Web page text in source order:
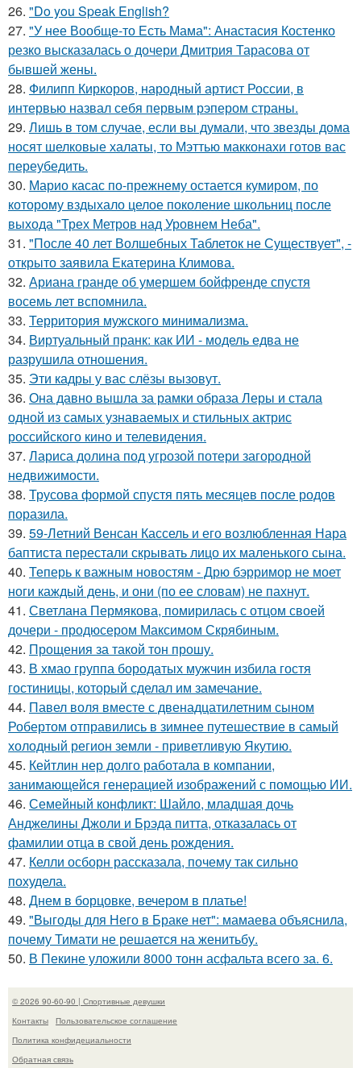
26. "Do you Speak English?
27. "У нее Вообще-то Есть Мама": Анастасия Костенко
резко высказалась о дочери Дмитрия Тарасова от
бывшей жены.
28. Филипп Киркоров, народный артист России, в
интервью назвал себя первым рэпером страны.
29. Лишь в том случае, если вы думали, что звезды дома
носят шелковые халаты, то Мэттью макконахи готов вас
переубедить.
30. Марио касас по-прежнему остается кумиром, по
которому вздыхало целое поколение школьниц после
выхода "Трех Метров над Уровнем Неба".
31. "После 40 лет Волшебных Таблеток не Существует", -
открыто заявила Екатерина Климова.
32. Ариана гранде об умершем бойфренде спустя
восемь лет вспомнила.
33. Территория мужского минимализма.
34. Виртуальный пранк: как ИИ - модель едва не
разрушила отношения.
35. Эти кадры у вас слёзы вызовут.
36. Она давно вышла за рамки образа Леры и стала
одной из самых узнаваемых и стильных актрис
российского кино и телевидения.
37. Лариса долина под угрозой потери загородной
недвижимости.
38. Трусова формой спустя пять месяцев после родов
поразила.
39. 59-Летний Венсан Кассель и его возлюбленная Нара
баптиста перестали скрывать лицо их маленького сына.
40. Теперь к важным новостям - Дрю бэрримор не моет
ноги каждый день, и они (по ее словам) не пахнут.
41. Светлана Пермякова, помирилась с отцом своей
дочери - продюсером Максимом Скрябиным.
42. Прощения за такой тон прошу.
43. В хмао группа бородатых мужчин избила гостя
гостиницы, который сделал им замечание.
44. Павел воля вместе с двенадцатилетним сыном
Робертом отправились в зимнее путешествие в самый
холодный регион земли - приветливую Якутию.
45. Кейтлин нер долго работала в компании,
занимающейся генерацией изображений с помощью ИИ.
46. Семейный конфликт: Шайло, младшая дочь
Анджелины Джоли и Брэда питта, отказалась от
фамилии отца в свой день рождения.
47. Келли осборн рассказала, почему так сильно
похудела.
48. Днем в борцовке, вечером в платье!
49. "Выгоды для Него в Браке нет": мамаева объяснила,
почему Тимати не решается на женитьбу.
50. В Пекине уложили 8000 тонн асфальта всего за. 6.
© 2026 90-60-90 | Спортивные девушки
Контакты
Пользовательское соглашение
Политика конфидециальности
Обратная связь